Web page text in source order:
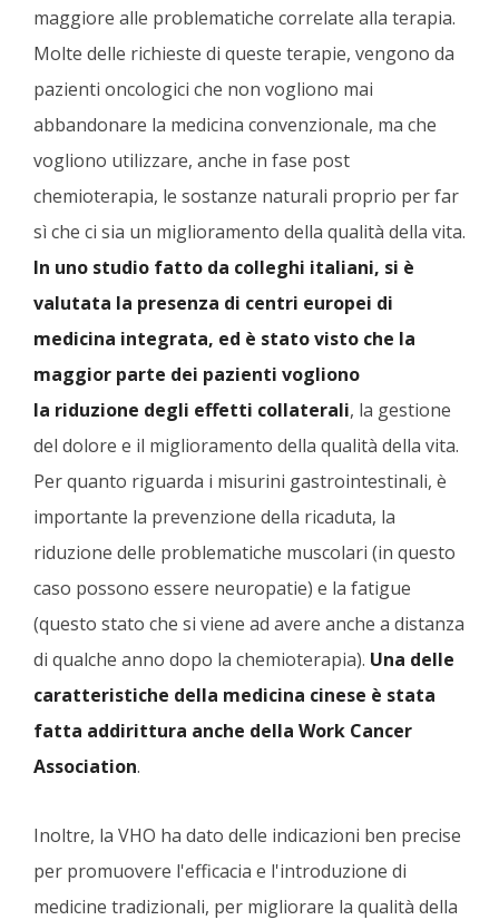
maggiore alle problematiche correlate alla terapia.
Molte delle richieste di queste terapie, vengono da
pazienti oncologici che non vogliono mai
abbandonare la medicina convenzionale, ma che
vogliono utilizzare, anche in fase post
chemioterapia, le sostanze naturali proprio per far
sì che ci sia un miglioramento della qualità della vita.
In uno studio fatto da colleghi italiani, si è
valutata la presenza di centri europei di
medicina integrata, ed è stato visto che la
maggior parte dei pazienti vogliono
la riduzione degli effetti collaterali, la gestione
del dolore e il miglioramento della qualità della vita.
Per quanto riguarda i misurini gastrointestinali, è
importante la prevenzione della ricaduta, la
riduzione delle problematiche muscolari (in questo
caso possono essere neuropatie) e la fatigue
(questo stato che si viene ad avere anche a distanza
di qualche anno dopo la chemioterapia). Una delle
caratteristiche della medicina cinese è stata
fatta addirittura anche della Work Cancer
Association.
Inoltre, la VHO ha dato delle indicazioni ben precise
per promuovere l'efficacia e l'introduzione di
medicine tradizionali, per migliorare la qualità della